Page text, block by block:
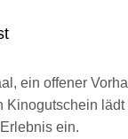
ein offener
Kinogutschein lädt
ein.